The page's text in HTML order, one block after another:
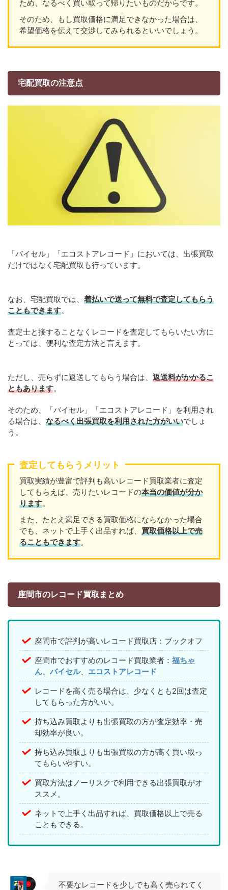
ため、なるべく買い取って帰りたいものだからです。
そのため、もし買取価格に満足できなかった場合は、
希望価格を伝えて交渉してみられるといいでしょう。
宅配買取の注意点
「バイセル」「エコストアレコード」においては、出張買取
だけではなく宅配買取も行っています。
なお、宅配買取では、 着払いで送って無料で査定してもらう
こともできます。
査定士と接することなくレコードを査定してもらいたい方に
とっては、便利な査定方法と言えます。
ただし、売らずに返送してもらう場合は、 返送料がかかるこ
ともあります。
そのため、「バイセル」「エコストアレコード」を利用され
る場合は、 なるべく出張買取を利用された方がいいでしょ
う。
査定してもらうメリット
買取実績が豊富で評判も高いレコード買取業者に査定
してもらえば、売りたいレコードの本当の価値が分か
ります。
また、たとえ満足できる買取価格にならなかった場合
でも、ネットで上手く出品すれば、 買取価格以上で売
ることもできます。
座間市のレコード買取まとめ
座間市で評判が高いレコード買取店：ブックオフ
座間市でおすすめのレコード買取業者： 福ちゃ
ん
バイセル、 エコストアレコード
レコードを高く売る場合は、少なくとも2回は査定
してもらった方がいい。
持ち込み買取よりも出張買取の方が査定効率・売
却効率が良い。
持ち込み買取よりも出張買取の方が高く買い取っ
てもらいやすい。
買取方法はノーリスクで利用できる出張買取がオ
ススメ。
ネットで上手く出品すれば、買取価格以上で売る
こともできる。
不要なレコードを少しでも高く売られてく